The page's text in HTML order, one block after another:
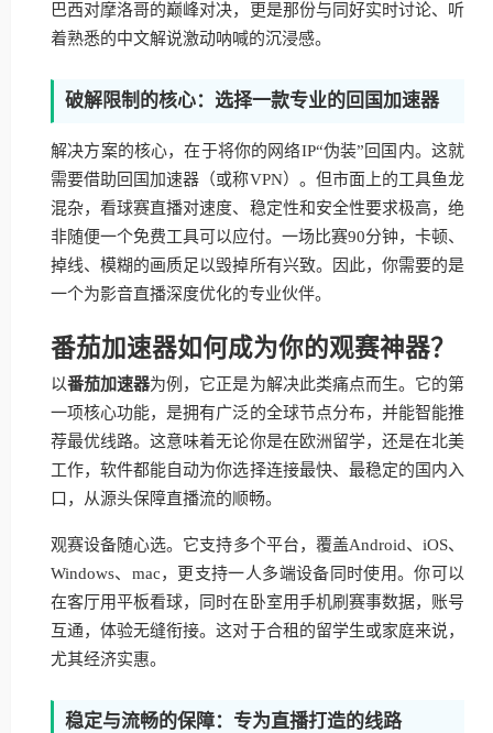
巴西对摩洛哥的巅峰对决，更是那份与同好实时讨论、听
着熟悉的中文解说激动呐喊的沉浸感。
破解限制的核心：选择一款专业的回国加速器
解决方案的核心，在于将你的网络IP“伪装”回国内。这就
需要借助回国加速器（或称VPN）。但市面上的工具鱼龙
混杂，看球赛直播对速度、稳定性和安全性要求极高，绝
非随便一个免费工具可以应付。一场比赛90分钟，卡顿、
掉线、模糊的画质足以毁掉所有兴致。因此，你需要的是
一个为影音直播深度优化的专业伙伴。
番茄加速器如何成为你的观赛神器？
以番茄加速器为例，它正是为解决此类痛点而生。它的第
一项核心功能，是拥有广泛的全球节点分布，并能智能推
荐最优线路。这意味着无论你是在欧洲留学，还是在北美
工作，软件都能自动为你选择连接最快、最稳定的国内入
口，从源头保障直播流的顺畅。
观赛设备随心选。它支持多个平台，覆盖Android、iOS、
Windows、mac，更支持一人多端设备同时使用。你可以
在客厅用平板看球，同时在卧室用手机刷赛事数据，账号
互通，体验无缝衔接。这对于合租的留学生或家庭来说，
尤其经济实惠。
稳定与流畅的保障：专为直播打造的线路